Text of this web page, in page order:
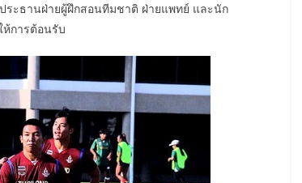
ะธานฝ่ายผู้ฝึกสอนทีมชาติ ฝ่ายแพทย์ และนัก
การต้อนรับ